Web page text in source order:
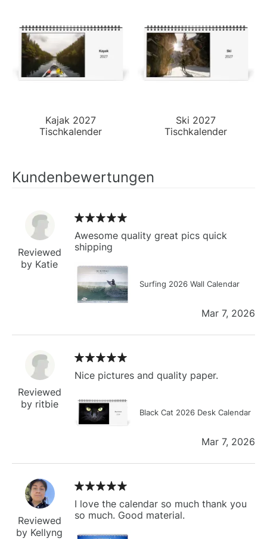
Kajak 2027
Tischkalender
Ski 2027
Tischkalender
Kundenbewertungen
Reviewed
by Katie
Awesome quality great pics quick
shipping
Surfing 2026 Wall Calendar
Mar 7, 2026
Reviewed
by ritbie
Nice pictures and quality paper.
Black Cat 2026 Desk Calendar
Mar 7, 2026
Reviewed
by Kellyng
I love the calendar so much thank you
so much. Good material.